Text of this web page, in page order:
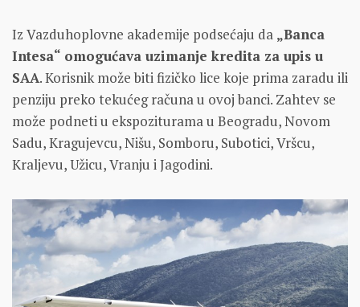
Iz Vazduhoplovne akademije podsećaju da „Banca
Intesa“ omogućava uzimanje kredita za upis u
SAA. Korisnik može biti fizičko lice koje prima zaradu ili
penziju preko tekućeg računa u ovoj banci. Zahtev se
može podneti u ekspoziturama u Beogradu, Novom
Sadu, Kragujevcu, Nišu, Somboru, Subotici, Vršcu,
Kraljevu, Užicu, Vranju i Jagodini.